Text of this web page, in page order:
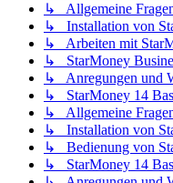
↳ Allgemeine
↳ Installation von
↳ Arbeiten mit
↳ StarMoney
↳ Anregungen und
↳ StarMoney 14
↳ Allgemeine
↳ Installation von
↳ Bedienung von
↳ StarMoney 14